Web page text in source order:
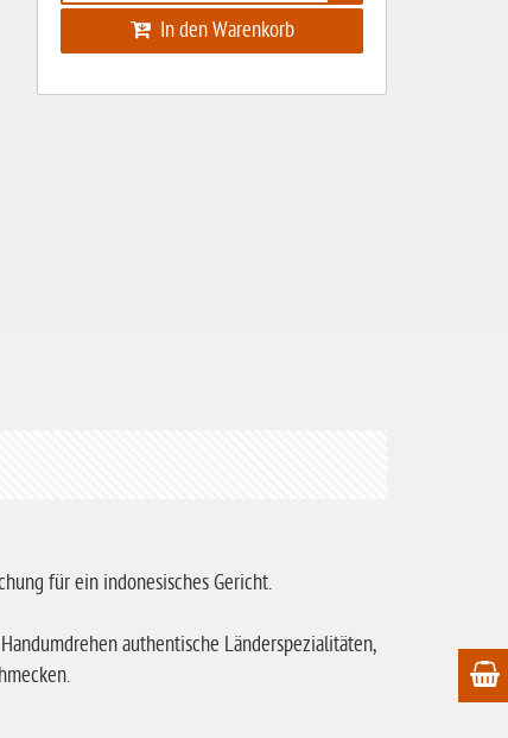
In den Warenkorb
für ein indonesisches Gericht.
authentische Länderspezialitäten,